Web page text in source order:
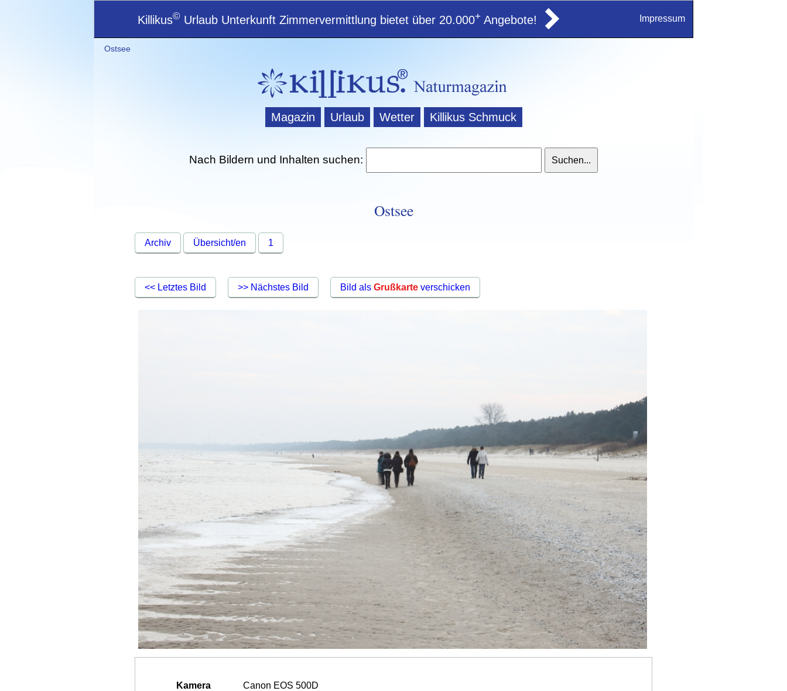
Killikus© Urlaub Unterkunft Zimmervermittlung bietet über 20.000+ Angebote! Impressum
Ostsee
Magazin Urlaub Wetter Killikus Schmuck
Nach Bildern und Inhalten suchen:
Ostsee
Archiv Übersicht/en 1
<< Letztes Bild >> Nächstes Bild Bild als Grußkarteverschicken
Kamera
Canon EOS 500D